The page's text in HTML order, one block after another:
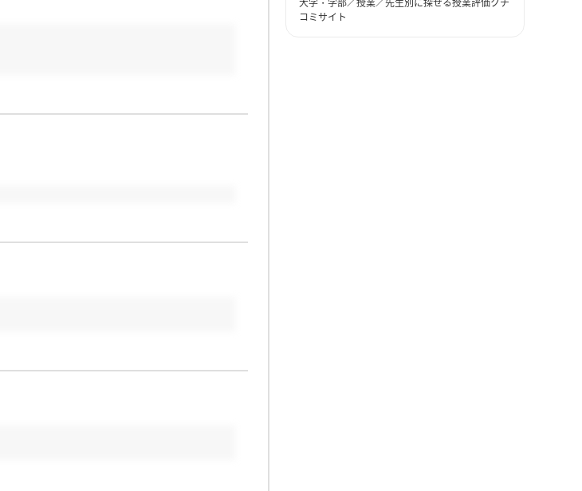
コミサイト